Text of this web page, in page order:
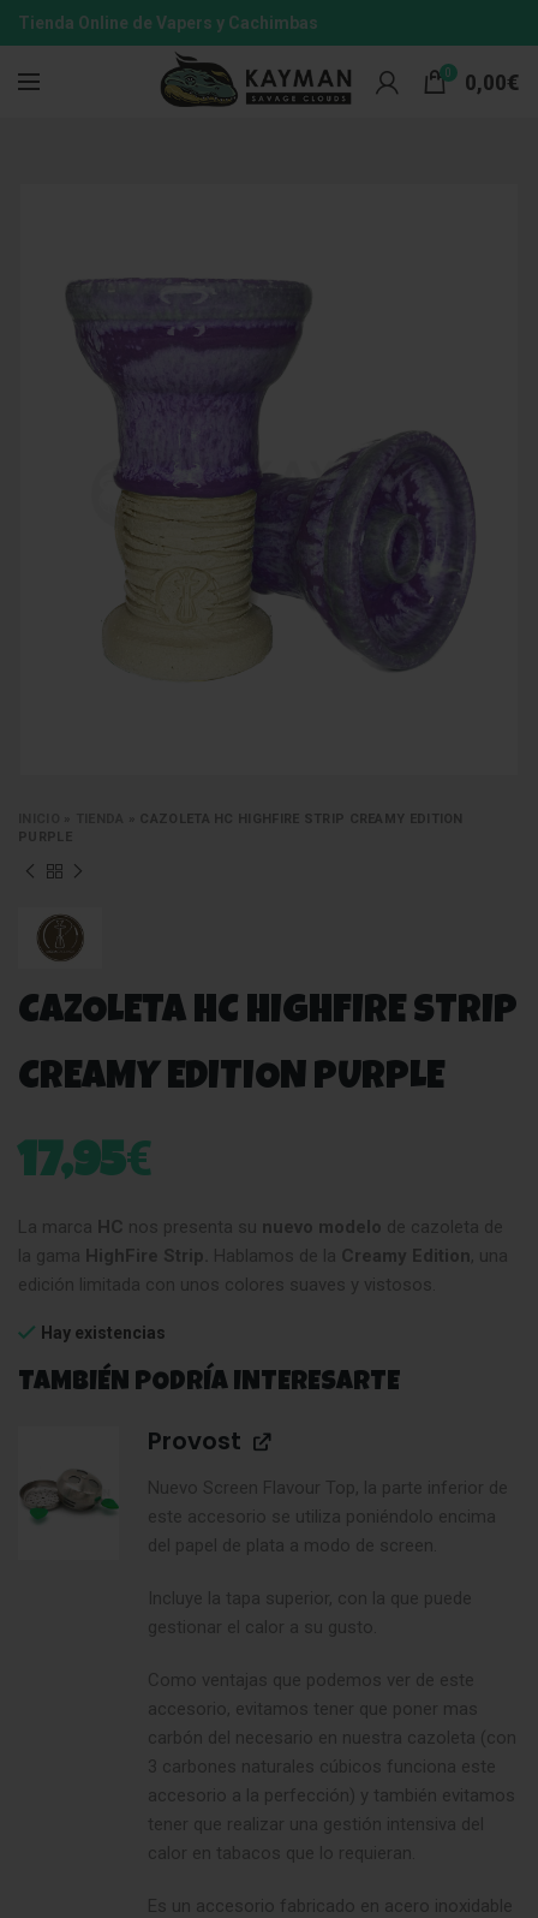
Tienda Online de Vapers y Cachimbas
0 0,00€
CAZOLETA HC HIGHFIRE STRIP CREAMY EDITION
PURPLE
CAZOLETA HC HIGHFIRE STRIP
CREAMY EDITION PURPLE
17,95€
La marca HC nos presenta su nuevo modelo de cazoleta de
la gama HighFire Strip. Hablamos de la Creamy Edition, una
edición limitada con unos colores suaves y vistosos.
Hay existencias
TAMBIÉN PODRÍA INTERESARTE
Provost
Nuevo Screen Flavour Top, la parte inferior de
este accesorio se utiliza poniéndolo encima
del papel de plata a modo de screen.
Incluye la tapa superior, con la que puede
gestionar el calor a su gusto.
Como ventajas que podemos ver de este
accesorio, evitamos tener que poner mas
carbón del necesario en nuestra cazoleta (con
3 carbones naturales cúbicos funciona este
accesorio a la perfección) y también evitamos
tener que realizar una gestión intensiva del
calor en tabacos que lo requieran.
Es un accesorio fabricado en acero inoxidable